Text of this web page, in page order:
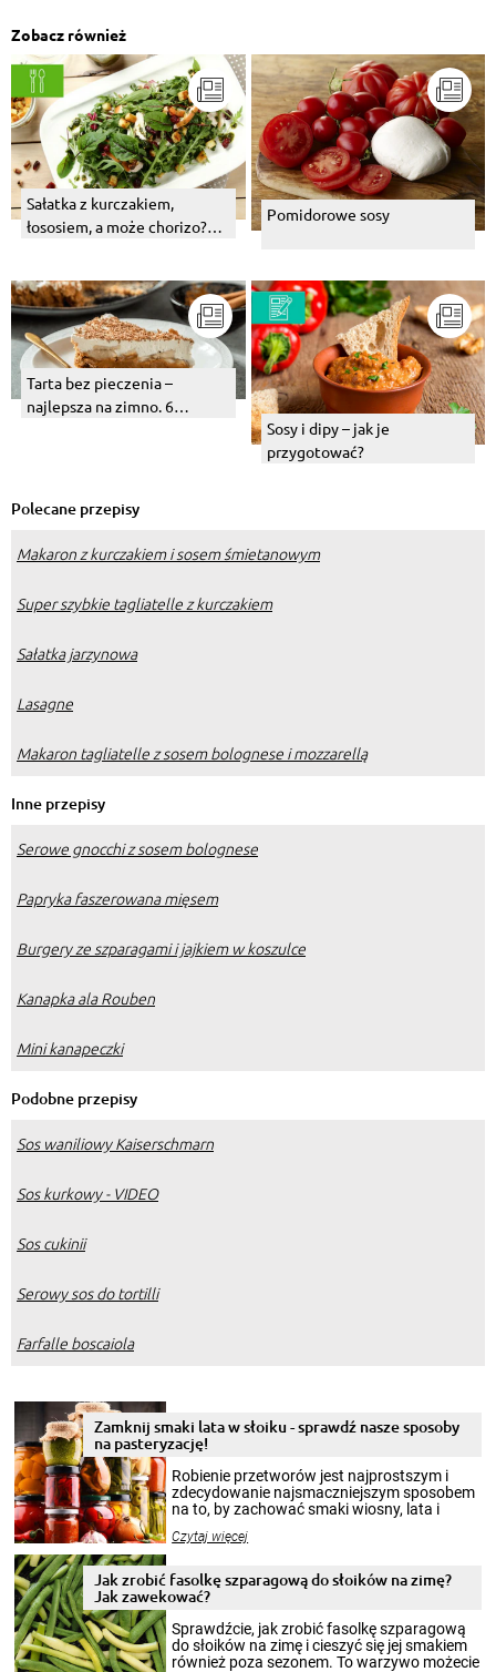
Zobacz również
Sałatka z kurczakiem,
łososiem, a może chorizo?
Pomidorowe sosy
Tarta bez pieczenia –
najlepsza na zimno. 6
Sosy i dipy – jak je
przygotować?
Polecane przepisy
Makaron z kurczakiem i sosem śmietanowym
Super szybkie tagliatelle z kurczakiem
Sałatka jarzynowa
Lasagne
Makaron tagliatelle z sosem bolognese i mozzarellą
Inne przepisy
Serowe gnocchi z sosem bolognese
Papryka faszerowana mięsem
Burgery ze szparagami i jajkiem w koszulce
Kanapka ala Rouben
Mini kanapeczki
Podobne przepisy
Sos waniliowy Kaiserschmarn
Sos kurkowy - VIDEO
Sos cukinii
Serowy sos do tortilli
Farfalle boscaiola
Zamknij smaki lata w słoiku - sprawdź nasze sposoby
na pasteryzację!
Robienie przetworów jest najprostszym i
zdecydowanie najsmaczniejszym sposobem
na to, by zachować smaki wiosny, lata i
krajobrazów, by cieszyć nimi oko w sezonie
pełni poczuć atmosferę cieplejszych
miesięcy. Przygotowanie słoików ze
patenty, które pozwolą zachować świeżość
przetworów.
Czytaj więcej
Jak zrobić fasolkę szparagową do słoików na zimę?
Jak zawekować?
Sprawdźcie, jak zrobić fasolkę szparagową
do słoików na zimę i cieszyć się jej smakiem
również poza sezonem. To warzywo możecie